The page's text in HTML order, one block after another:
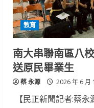
教育
南大串聯南區八
送原民畢業生
蔡 永源 2026 年 6 月
【民正新聞記者:蔡